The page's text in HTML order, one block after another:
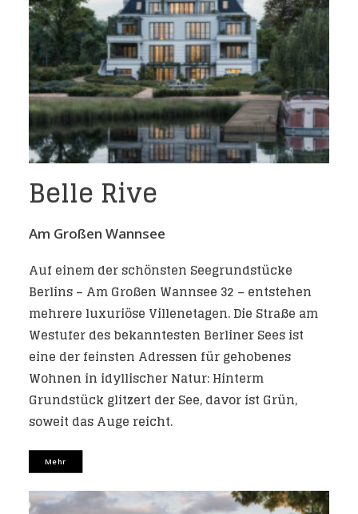
Belle Rive
Am Großen Wannsee
Auf einem der schönsten Seegrundstücke
Berlins – Am Großen Wannsee 32 – entstehen
mehrere luxuriöse Villenetagen. Die Straße am
Westufer des bekanntesten Berliner Sees ist
eine der feinsten Adressen für gehobenes
Wohnen in idyllischer Natur: Hinterm
Grundstück glitzert der See, davor ist Grün,
soweit das Auge reicht.
Mehr